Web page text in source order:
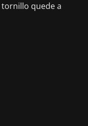
quede a